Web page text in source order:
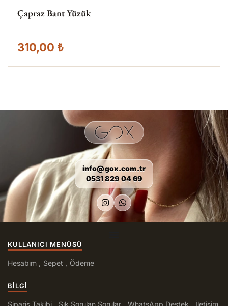
Çapraz Bant Yüzük
310,00 ₺
info@gox.com.tr
0531 829 04 69
KULLANICI MENÜSÜ
Hesabım Sepet Ödeme
BILGI